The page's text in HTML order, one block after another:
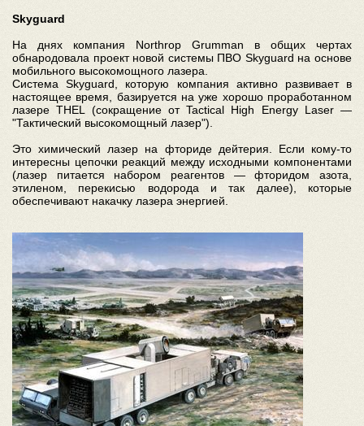
Skyguard
На днях компания Northrop Grumman в общих чертах
обнародовала проект новой системы ПВО Skyguard на основе
мобильного высокомощного лазера.
Система Skyguard, которую компания активно развивает в
настоящее время, базируется на уже хорошо проработанном
лазере THEL (сокращение от Tactical High Energy Laser —
"Тактический высокомощный лазер").
Это химический лазер на фториде дейтерия. Если кому-то
интересны цепочки реакций между исходными компонентами
(лазер питается набором реагентов — фторидом азота,
этиленом, перекисью водорода и так далее), которые
обеспечивают накачку лазера энергией.